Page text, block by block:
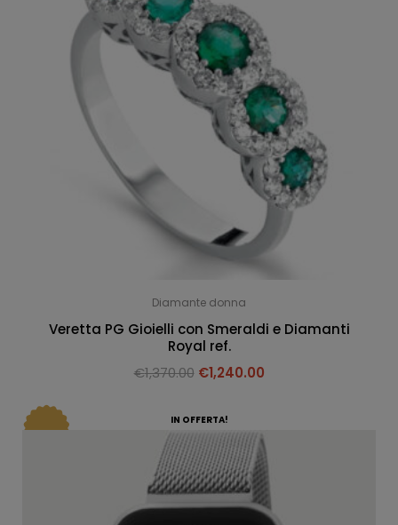
Diamante donna
Veretta PG Gioielli con Smeraldi e Diamanti
Royal ref.
€1,370.00 €1,240.00
IN OFFERTA!